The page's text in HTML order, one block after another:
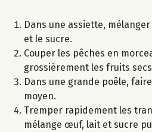
Dans une assiette,
et le sucre.
Couper les pêches en
grossièrement les fruits
Dans une grande poêle,
moyen.
Tremper rapidement les
mélange œuf, lait et sucre